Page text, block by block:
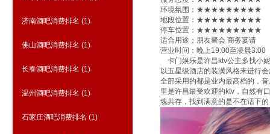
济南酒吧消费排名 (1)
佛山酒吧消费排名 (1)
长春酒吧消费排名 (1)
温州酒吧消费排名 (1)
石家庄酒吧消费排名 (1)
环境氛围：★★★★★★★★★
地段位置：★★★★★★★★★
停车位置：★★★★★★★★★
适合用途：朋友聚会 商务宴请
营业时间：晚上19:00至凌晨3:00
卡门娱乐是许昌ktv公主多找小
以五星级酒店的装潢风格来进行
全部采用的都是业内最高档的，
里是许昌最受欢迎的ktv，自然有
魂共存，找到满意的是不在话下